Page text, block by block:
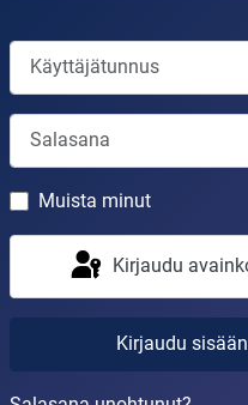
Käyttäjätunnus
Salasana
Muista minut
Kirjaudu
Kirjaudu sisään